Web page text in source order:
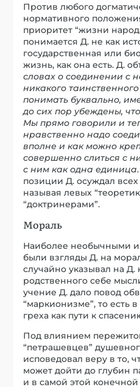
Против любого
нормативного
приоритет “жизни
понимается Д. не как
государственная или
жизнь, как она есть. Д.
словах о соединении с
никакого
понимать буквально,
до сих пор убеждены,
Мы прямо говорили и
нравственно надо
вполне и как можно
совершенно слиться с
с ним как одна единица
позиции Д. осуждал
называя левых
“доктринерами”.
Мораль
Наиболее необычными
были взгляды Д. на
случайно указывал на Д.
родственного себе
учение Д. дало повод
“маркионизме”, то есть
греха как пути к
Под влиянием
“петрашевцев”
исповедовал веру в то,
может дойти до глубин
и в самой этой